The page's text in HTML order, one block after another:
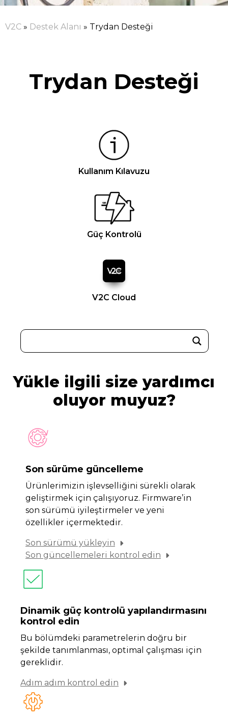
V2C » Destek Alanı » Trydan Desteği
Trydan Desteği
Kullanım Kılavuzu
Güç Kontrolü
V2C Cloud
Yükle ilgili size yardımcı
oluyor muyuz?
Son sürüme güncelleme
Ürünlerimizin işlevselliğini sürekli olarak
geliştirmek için çalışıyoruz. Firmware’in
son sürümü iyileştirmeler ve yeni
özellikler içermektedir.
Son sürümü yükleyin
Son güncellemeleri kontrol edin
Dinamik güç kontrolü yapılandırmasını
kontrol edin
Bu bölümdeki parametrelerin doğru bir
şekilde tanımlanması, optimal çalışması için
gereklidir.
Adım adım kontrol edin